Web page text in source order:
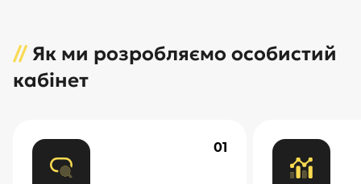
// Як ми розробляємо особистий
кабінет
01